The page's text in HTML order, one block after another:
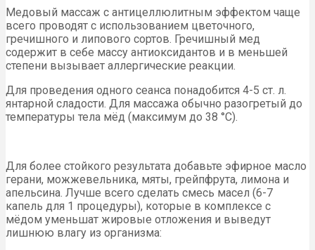
Медовый массаж с антицеллюлитным эффектом чаще
всего проводят с использованием цветочного,
гречишного и липового сортов. Гречишный мед
содержит в себе массу антиоксидантов и в меньшей
степени вызывает аллергические реакции.
Для проведения одного сеанса понадобится 4-5 ст. л.
янтарной сладости. Для массажа обычно разогретый до
температуры тела мёд (максимум до 38 °С).
Для более стойкого результата добавьте эфирное масло
герани, можжевельника, мяты, грейпфрута, лимона и
апельсина. Лучше всего сделать смесь масел (6-7
капель для 1 процедуры), которые в комплексе с
мёдом уменьшат жировые отложения и выведут
лишнюю влагу из организма: